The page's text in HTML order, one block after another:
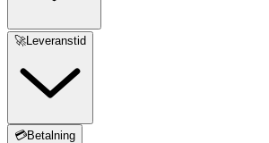
🚀Leveranstid
💳Betalning